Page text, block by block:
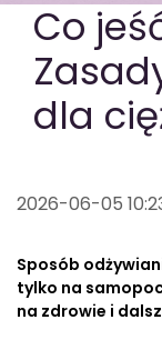
Co
dla
2026-06-05
Sposób
tylko na
na zdrowie i